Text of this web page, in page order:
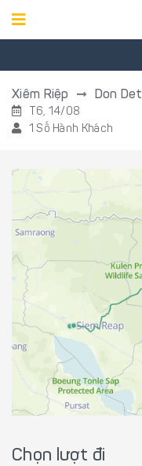
Xiêm Riệp Don Det
T6, 14/08
1 Số Hành Khách
Chọn lượt đi